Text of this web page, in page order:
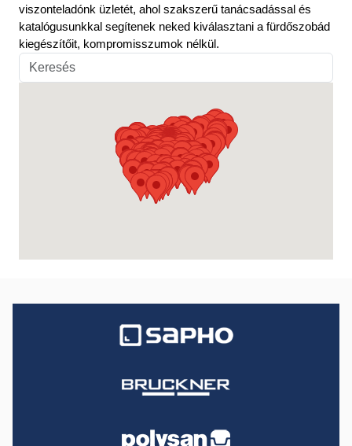
viszonteladónk üzletét, ahol szakszerű tanácsadással és
katalógusunkkal segítenek neked kiválasztani a fürdőszobád
kiegészítőit, kompromisszumok nélkül.